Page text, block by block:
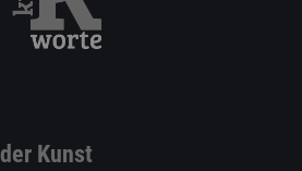
Kunst